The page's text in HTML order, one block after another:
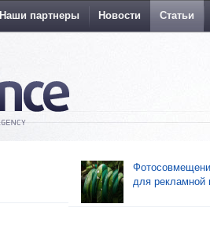
Наши партнеры Новости Статьи
для рекламной